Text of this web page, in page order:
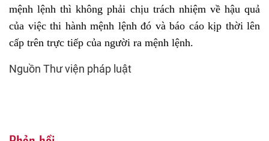
mệnh lệnh thì không phải chịu trách nhiệm về hậu quả
của việc thi hành mệnh lệnh đó và báo cáo kịp thời lên
cấp trên trực tiếp của người ra mệnh lệnh.
Nguồn Thư viện pháp luật